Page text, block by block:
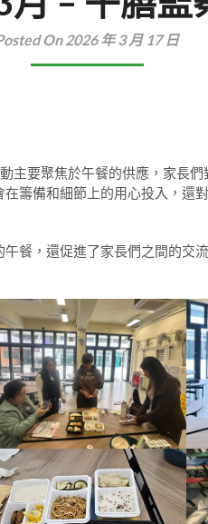
On 2026 年 3 月 17 日
主要聚焦於午餐的供應，家長
籌備和細節上的用心投入，還
餐，還促進了家長們之間的交